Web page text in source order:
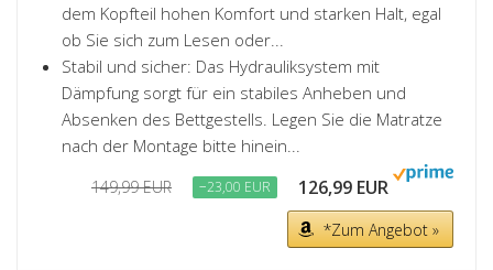
dem Kopfteil hohen Komfort und starken Halt, egal
ob Sie sich zum Lesen oder...
Stabil und sicher: Das Hydrauliksystem mit
Dämpfung sorgt für ein stabiles Anheben und
Absenken des Bettgestells. Legen Sie die Matratze
nach der Montage bitte hinein...
149,99 EUR −23,00 EUR 126,99 EUR
*Zum Angebot »